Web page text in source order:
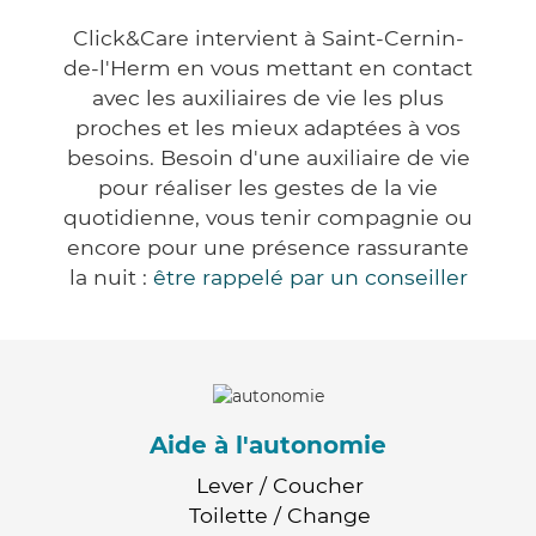
Click&Care intervient à Saint-Cernin-
de-l'Herm en vous mettant en contact
avec les auxiliaires de vie les plus
proches et les mieux adaptées à vos
besoins. Besoin d'une auxiliaire de vie
pour réaliser les gestes de la vie
quotidienne, vous tenir compagnie ou
encore pour une présence rassurante
la nuit : être rappelé par un conseiller
Aide à l'autonomie
Lever / Coucher
Toilette / Change